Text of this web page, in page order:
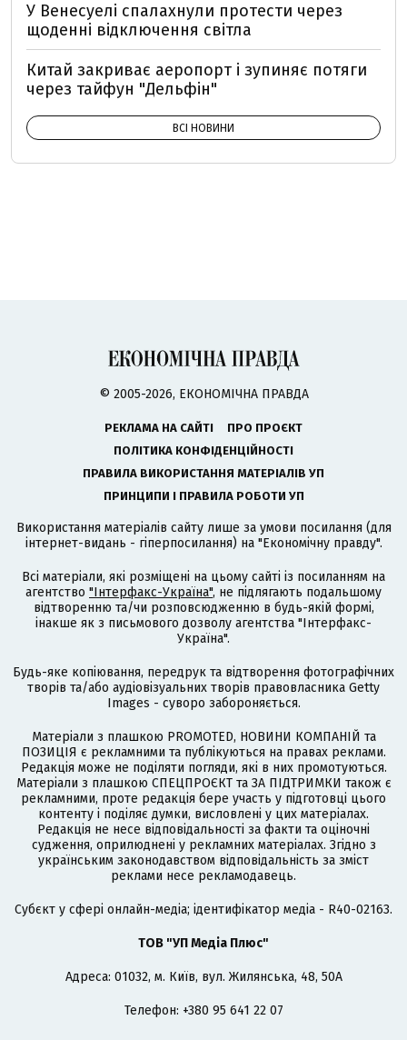
У Венесуелі спалахнули протести через
щоденні відключення світла
Китай закриває аеропорт і зупиняє потяги
через тайфун "Дельфін"
ВСІ НОВИНИ
© 2005-2026, ЕКОНОМІЧНА ПРАВДА
РЕКЛАМА НА САЙТІ
ПРО ПРОЄКТ
ПОЛІТИКА КОНФІДЕНЦІЙНОСТІ
ПРАВИЛА ВИКОРИСТАННЯ МАТЕРІАЛІВ УП
ПРИНЦИПИ І ПРАВИЛА РОБОТИ УП
Використання матеріалів сайту лише за умови посилання (для
інтернет-видань - гіперпосилання) на "Економічну правду".
Всі матеріали, які розміщені на цьому сайті із посиланням на
агентство "Інтерфакс-Україна", не підлягають подальшому
відтворенню та/чи розповсюдженню в будь-якій формі,
інакше як з письмового дозволу агентства "Інтерфакс-
Україна".
Будь-яке копіювання, передрук та відтворення фотографічних
творів та/або аудіовізуальних творів правовласника Getty
Images - суворо забороняється.
Матеріали з плашкою PROMOTED, НОВИНИ КОМПАНІЙ та
ПОЗИЦІЯ є рекламними та публікуються на правах реклами.
Редакція може не поділяти погляди, які в них промотуються.
Матеріали з плашкою СПЕЦПРОЄКТ та ЗА ПІДТРИМКИ також є
рекламними, проте редакція бере участь у підготовці цього
контенту і поділяє думки, висловлені у цих матеріалах.
Редакція не несе відповідальності за факти та оціночні
судження, оприлюднені у рекламних матеріалах. Згідно з
українським законодавством відповідальність за зміст
реклами несе рекламодавець.
Cубєкт у сфері онлайн-медіа; ідентифікатор медіа - R40-02163.
ТОВ "УП Медіа Плюс"
Адреса: 01032, м. Київ, вул. Жилянська, 48, 50А
Телефон: +380 95 641 22 07